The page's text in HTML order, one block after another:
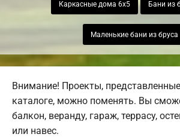
Каркасные дома 6х5 Бани из
Маленькие бани из бруса
Внимание! Проекты,
каталоге, можно поменять. Вы
балкон, веранду, гараж, террасу,
или навес.